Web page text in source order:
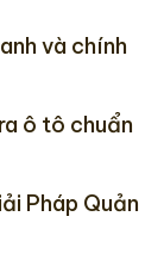
và chính
ô tô chuẩn
Pháp Quản